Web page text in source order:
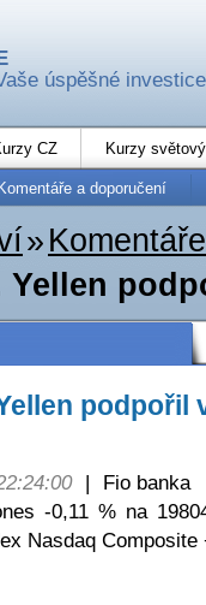
úspěšné investice
CZ Kurzy
Komentáře a doporučení
»
Yellen
podpořil
|
Fio banka
-0,11 % na
Nasdaq